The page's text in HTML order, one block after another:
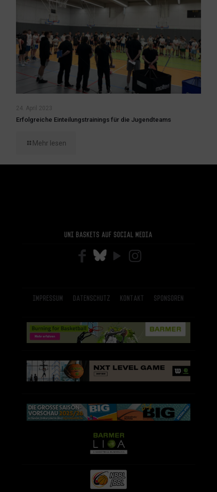
24. April 2023
Erfolgreiche Einteilungstrainings für die Jugendteams
Mehr lesen
Uni Baskets auf Social Media
Impressum Datenschutz Kontakt Sponsoren